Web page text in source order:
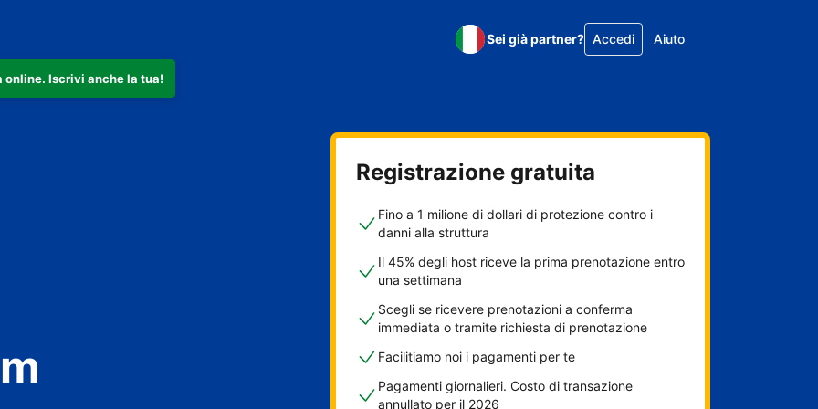
online. Iscrivi anche la tua!
Sei già partner? Accedi Aiuto
Registrazione gratuita
Fino a 1 milione di dollari di protezione contro i
danni alla struttura
Il 45% degli host riceve la prima prenotazione entro
una settimana
Scegli se ricevere prenotazioni a conferma
immediata o tramite richiesta di prenotazione
Facilitiamo noi i pagamenti per te
Pagamenti giornalieri. Costo di transazione
annullato per il 2026